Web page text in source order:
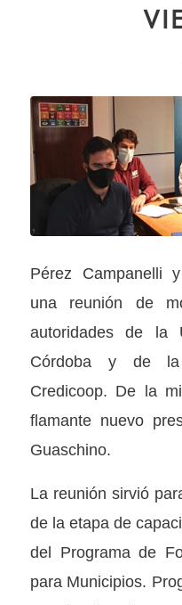
Pérez Campanelli
una reunión de
autoridades de la
Córdoba y de la
Credicoop. De la
flamante nuevo
Guaschino.
La reunión sirvió
de la etapa de
del Programa de
para Municipios.